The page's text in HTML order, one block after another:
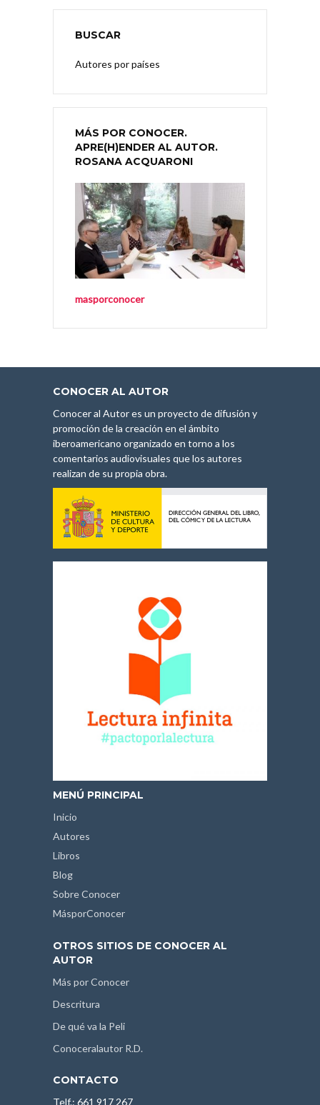
BUSCAR
Autores por países
MÁS POR CONOCER.
APRE(H)ENDER AL AUTOR.
ROSANA ACQUARONI
masporconocer
CONOCER AL AUTOR
Conocer al Autor es un proyecto de difusión y
promoción de la creación en el ámbito
iberoamericano organizado en torno a los
comentarios audiovisuales que los autores
realizan de su propia obra.
MENÚ PRINCIPAL
Inicio
Autores
Libros
Blog
Sobre Conocer
MásporConocer
OTROS SITIOS DE CONOCER AL
AUTOR
Más por Conocer
Descritura
De qué va la Peli
Conoceralautor R.D.
CONTACTO
Telf.: 661 917 267